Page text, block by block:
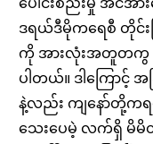
ဒရယ်ဒီမိုကရေစီ တိုင်
ကို အားလုံးအတူတကွ
ပါတယ်။ ဒါကြောင့်
နဲ့လည်း ကျနော်တို့က
သေးပေမဲ့ လက်ရှိ မိ